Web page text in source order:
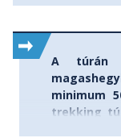
A túrán
minimum
trekking
a